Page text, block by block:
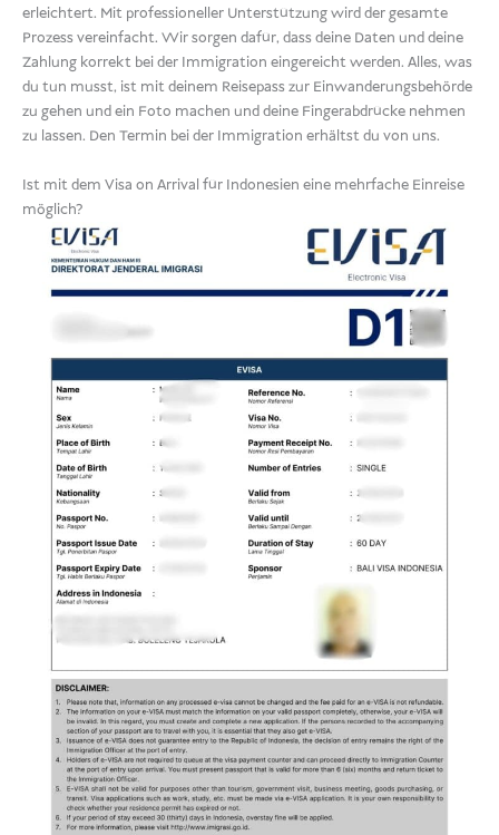
erleichtert. Mit professioneller Unterstützung wird der gesamte
Prozess vereinfacht. Wir sorgen dafür, dass deine Daten und deine
Zahlung korrekt bei der Immigration eingereicht werden. Alles, was
du tun musst, ist mit deinem Reisepass zur Einwanderungsbehörde
zu gehen und ein Foto machen und deine Fingerabdrücke nehmen
zu lassen. Den Termin bei der Immigration erhältst du von uns.
Ist mit dem Visa on Arrival für Indonesien eine mehrfache Einreise
möglich?